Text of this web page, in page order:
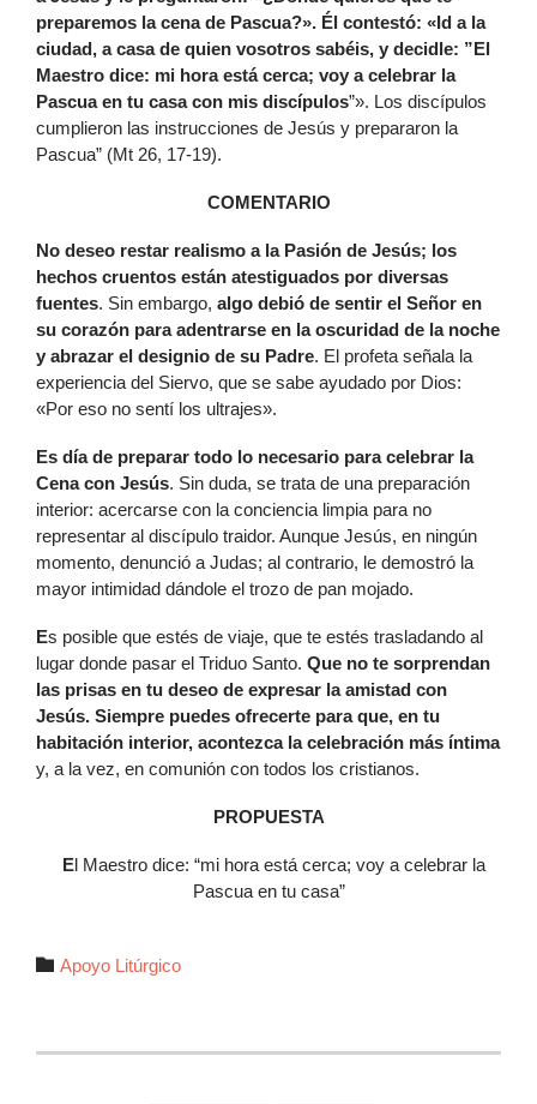
preparemos la cena de Pascua?». Él contestó: «Id a la
ciudad, a casa de quien vosotros sabéis, y decidle: ”El
Maestro dice: mi hora está cerca; voy a celebrar la
Pascua en tu casa con mis discípulos”». Los discípulos
cumplieron las instrucciones de Jesús y prepararon la
Pascua” (Mt 26, 17-19).
COMENTARIO
No deseo restar realismo a la Pasión de Jesús; los
hechos cruentos están atestiguados por diversas
fuentes. Sin embargo, algo debió de sentir el Señor en
su corazón para adentrarse en la oscuridad de la noche
y abrazar el designio de su Padre. El profeta señala la
experiencia del Siervo, que se sabe ayudado por Dios:
«Por eso no sentí los ultrajes».
Es día de preparar todo lo necesario para celebrar la
Cena con Jesús. Sin duda, se trata de una preparación
interior: acercarse con la conciencia limpia para no
representar al discípulo traidor. Aunque Jesús, en ningún
momento, denunció a Judas; al contrario, le demostró la
mayor intimidad dándole el trozo de pan mojado.
Es posible que estés de viaje, que te estés trasladando al
lugar donde pasar el Triduo Santo. Que no te sorprendan
las prisas en tu deseo de expresar la amistad con
Jesús. Siempre puedes ofrecerte para que, en tu
habitación interior, acontezca la celebración más íntima
y, a la vez, en comunión con todos los cristianos.
PROPUESTA
El Maestro dice: “mi hora está cerca; voy a celebrar la
Pascua en tu casa”
 Autor
Apoyo Litúrgico